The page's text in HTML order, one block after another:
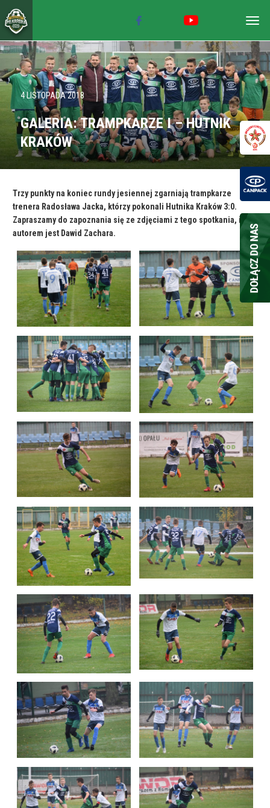
4 LISTOPADA 2018
GALERIA: TRAMPKARZE I – HUTNIK
KRAKÓW
Trzy punkty na koniec rundy jesiennej zgarniają trampkarze
trenera Radosława Jacka, którzy pokonali Hutnika Kraków 3:0.
Zapraszamy do zapoznania się ze zdjęciami z tego spotkania, ich
autorem jest Dawid Zachara.